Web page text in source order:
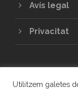
Avís legal
Privacitat
Utilitzem galetes